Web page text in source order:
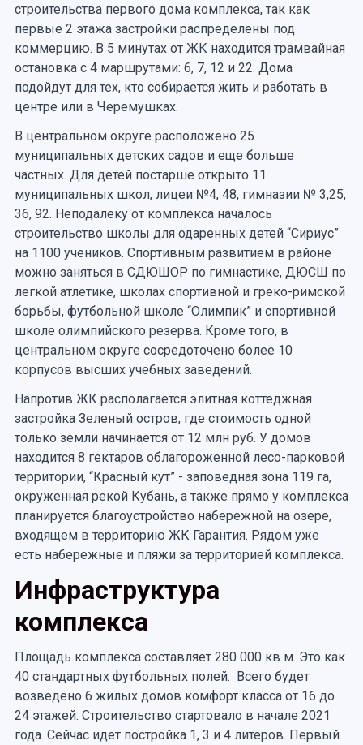
строительства первого дома комплекса, так как
первые 2 этажа застройки распределены под
коммерцию. В 5 минутах от ЖК находится трамвайная
остановка с 4 маршрутами: 6, 7, 12 и 22. Дома
подойдут для тех, кто собирается жить и работать в
центре или в Черемушках.
В центральном округе расположено 25
муниципальных детских садов и еще больше
частных. Для детей постарше открыто 11
муниципальных школ, лицеи №4, 48, гимназии № 3,25,
36, 92. Неподалеку от комплекса началось
строительство школы для одаренных детей “Сириус”
на 1100 учеников. Спортивным развитием в районе
можно заняться в СДЮШОР по гимнастике, ДЮСШ по
легкой атлетике, школах спортивной и греко-римской
борьбы, футбольной школе “Олимпик” и спортивной
школе олимпийского резерва. Кроме того, в
центральном округе сосредоточено более 10
корпусов высших учебных заведений.
Напротив ЖК располагается элитная коттеджная
застройка Зеленый остров, где стоимость одной
только земли начинается от 12 млн руб. У домов
находится 8 гектаров облагороженной лесо-парковой
территории, “Красный кут” - заповедная зона 119 га,
окруженная рекой Кубань, а также прямо у комплекса
планируется благоустройство набережной на озере,
входящем в территорию ЖК Гарантия. Рядом уже
есть набережные и пляжи за территорией комплекса.
Инфраструктура
комплекса
Площадь комплекса составляет 280 000 кв м. Это как
40 стандартных футбольных полей. Всего будет
возведено 6 жилых домов комфорт класса от 16 до
24 этажей. Строительство стартовало в начале 2021
года. Сейчас идет постройка 1, 3 и 4 литеров. Первый